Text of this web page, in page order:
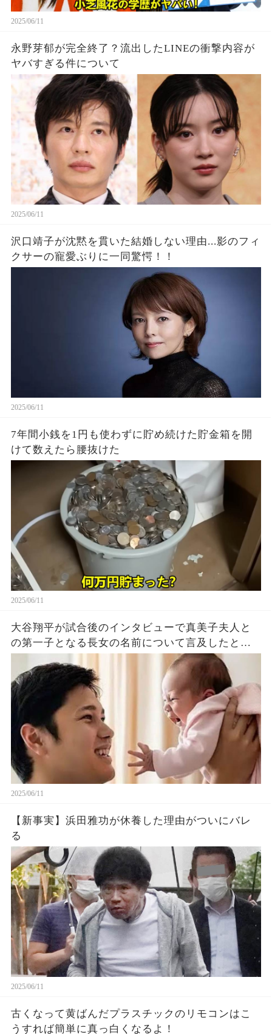
2025/06/11
永野芽郁が完全終了？流出したLINEの衝撃内容が
ヤバすぎる件について
2025/06/11
沢口靖子が沈黙を貫いた結婚しない理由...影のフィ
クサーの寵愛ぶりに一同驚愕！！
2025/06/11
7年間小銭を1円も使わずに貯め続けた貯金箱を開
けて数えたら腰抜けた
2025/06/11
大谷翔平が試合後のインタビューで真美子夫人と
の第一子となる長女の名前について言及したと話
題に！山本由伸や佐々木朗希は知ってそう！
2025/06/11
【新事実】浜田雅功が休養した理由がついにバレ
る
2025/06/11
古くなって黄ばんだプラスチックのリモコンはこ
うすれば簡単に真っ白くなるよ！